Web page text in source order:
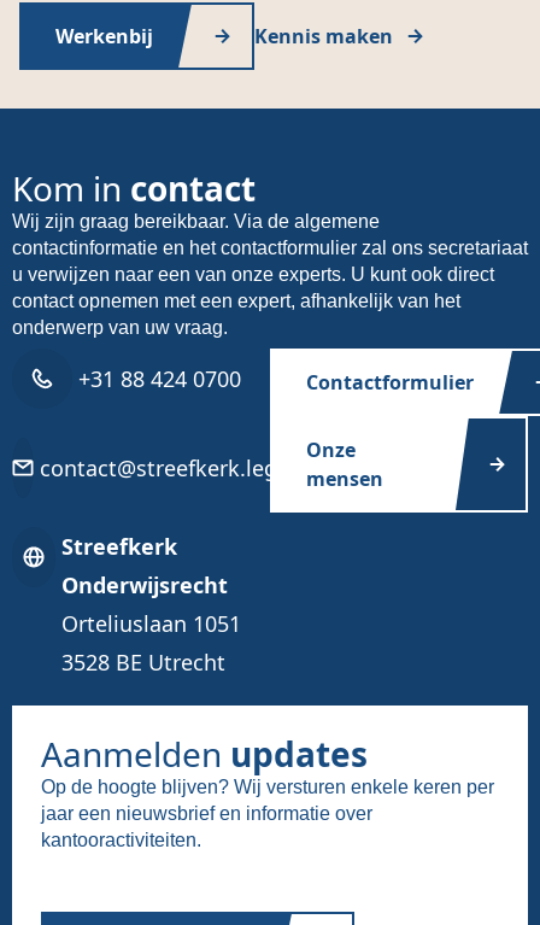
Werkenbij Kennis maken
Kom in contact
Wij zijn graag bereikbaar. Via de algemene
contactinformatie en het contactformulier zal ons secretariaat
u verwijzen naar een van onze experts. U kunt ook direct
contact opnemen met een expert, afhankelijk van het
onderwerp van uw vraag.
+31 88 424 0700
contact@streefkerk.legal
Streefkerk
Onderwijsrecht
Orteliuslaan 1051
3528 BE Utrecht
Contactformulier
Onze
mensen
Aanmelden updates
Op de hoogte blijven? Wij versturen enkele keren per
jaar een nieuwsbrief en informatie over
kantooractiviteiten.